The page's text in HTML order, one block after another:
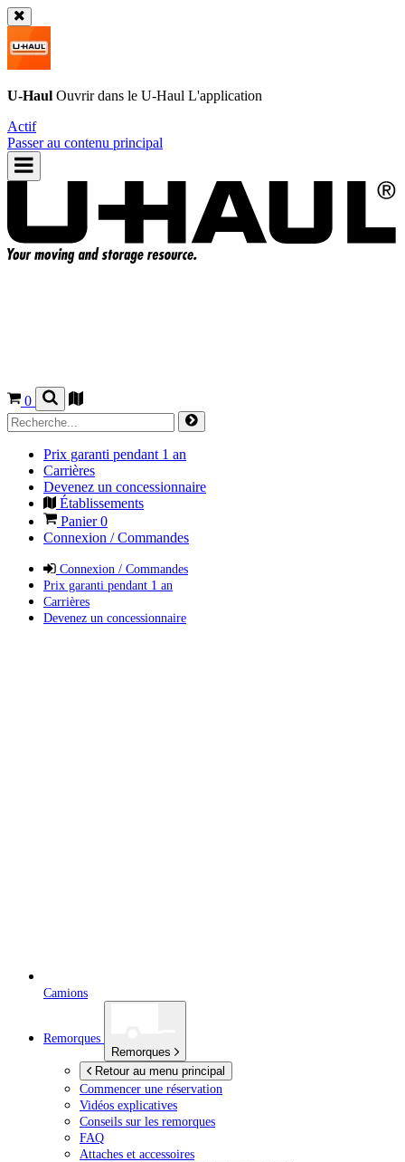
U-Haul Ouvrir dans le U-Haul L'application
Actif
Passer au contenu principal
0
Prix garanti pendant 1 an
Carrières
Devenez un concessionnaire
Établissements
Panier0
Connexion / Commandes
Connexion / Commandes
Prix garanti pendant 1 an
Carrières
Devenez un concessionnaire
Camions
Remorques
Remorques
Retour au menu principal
Commencer une réservation
Vidéos explicatives
Conseils sur les remorques
FAQ
Attaches et accessoires